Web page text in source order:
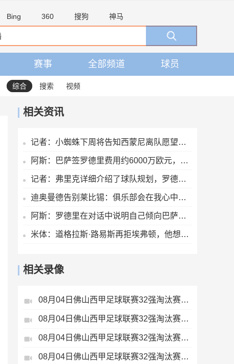
Bing 360 搜狗 神马
赛事 全部频道 球员
综合 搜索 视频
相关资讯
记者：小蜘蛛下周将告知西蒙尼离队愿望，并希望得到理解和帮助
阿斯：巴萨签罗德里费用约6000万欧元，提供4年税前3000万欧合同
记者：弗里克详细介绍了球队规划，罗德里非常认可并选择加盟巴萨
迪奥曼德告别莱比锡：俱乐部会在我心中占据特殊位置，感谢所有
阿斯：罗德里在对话中说明自己倾向巴萨理由，皇马对此理解＆祝好
米体：道格拉斯·路易斯再拒埃弗顿，他想留队 但俱乐部尚未敲定
相关录像
08月04日佛山西甲足球联赛32强淘汰赛肇庆恒骏成VS三七互娱全场录像
08月04日佛山西甲足球联赛32强淘汰赛广东西南建设VS香港圣徒全场录像
08月04日佛山西甲足球联赛32强淘汰赛贪玩游戏VS美的薪火全场录像
08月04日佛山西甲足球联赛32强淘汰赛藝品高國際VS湛江狂狼·粵辉能源全场录像